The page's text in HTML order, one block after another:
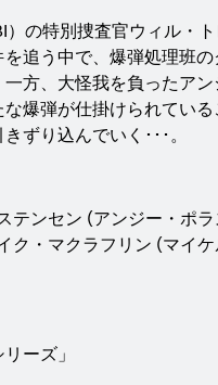
の特別捜査官ウィル・
追う中で、爆弾処理班の
方、大怪我を負ったア
爆弾が仕掛けられている
ずり込んでいく･･･。
テンセン (アンジー・ポラ
ク・マクラフリン (マイ
ーズ」